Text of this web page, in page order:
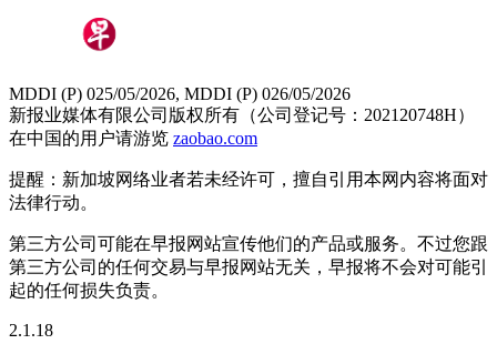
MDDI (P) 025/05/2026, MDDI (P) 026/05/2026
新报业媒体有限公司版权所有（公司登记号：202120748H）
在中国的用户请游览 zaobao.com
提醒：新加坡网络业者若未经许可，擅自引用本网内容将面对
法律行动。
第三方公司可能在早报网站宣传他们的产品或服务。不过您跟
第三方公司的任何交易与早报网站无关，早报将不会对可能引
起的任何损失负责。
2.1.18